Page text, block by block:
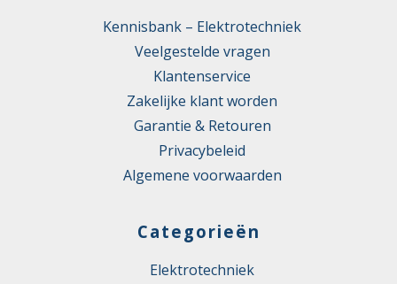
Kennisbank – Elektrotechniek
Veelgestelde vragen
Klantenservice
Zakelijke klant worden
Garantie & Retouren
Privacybeleid
Algemene voorwaarden
Categorieën
Elektrotechniek